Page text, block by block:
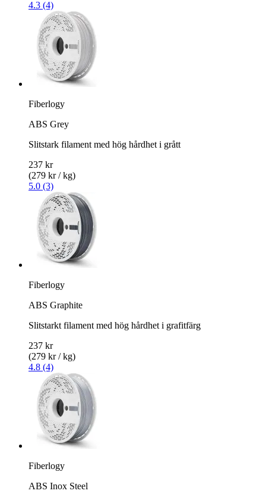
4.3 (4)
Fiberlogy
ABS Grey
Slitstark filament med hög hårdhet i grått
237 kr
(279 kr / kg)
5.0 (3)
Fiberlogy
ABS Graphite
Slitstarkt filament med hög hårdhet i grafitfärg
237 kr
(279 kr / kg)
4.8 (4)
Fiberlogy
ABS Inox Steel